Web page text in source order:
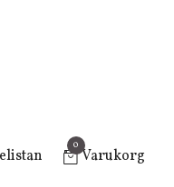
0
Varukorg